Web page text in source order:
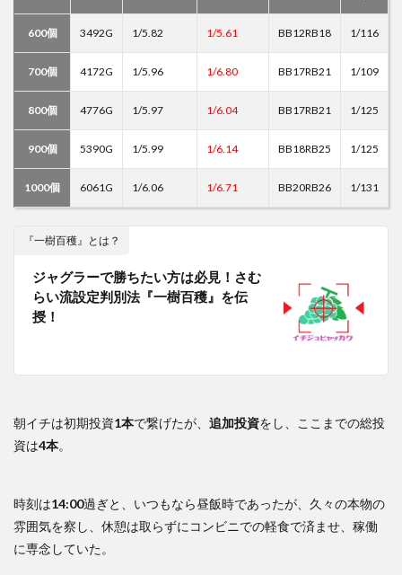
600個 3492G 1/5.82 1/5.61 BB12RB18 1/116
700個 4172G 1/5.96 1/6.80 BB17RB21 1/109
800個 4776G 1/5.97 1/6.04 BB17RB21 1/125
900個 5390G 1/5.99 1/6.14 BB18RB25 1/125
1000個 6061G 1/6.06 1/6.71 BB20RB26 1/131
『一樹百穫』とは？
ジャグラーで勝ちたい方は必見！さむ
らい流設定判別法『一樹百穫』を伝
授！
朝イチは初期投資1本で繋げたが、 追加投資をし、ここまでの総投
資は4本。
時刻は14:00過ぎと、いつもなら昼飯時であったが、久々の本物の
雰囲気を察し、休憩は取らずにコンビニでの軽食で済ませ、稼働
に専念していた。